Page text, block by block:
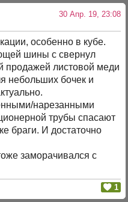
30 Апр. 19, 23:08
особенно в кубе.
шины с свернул
продажей листовой меди
небольших бочек и
нарезанными
трубы спасают
браги. И достаточно
заморачивался с
1